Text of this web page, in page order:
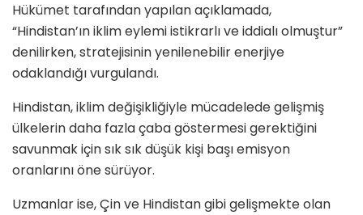
Hükümet tarafından yapılan açıklamada,
“Hindistan’ın iklim eylemi istikrarlı ve iddialı olmuştur”
denilirken, stratejisinin yenilenebilir enerjiye
odaklandığı vurgulandı.
Hindistan, iklim değişikliğiyle mücadelede gelişmiş
ülkelerin daha fazla çaba göstermesi gerektiğini
savunmak için sık sık düşük kişi başı emisyon
oranlarını öne sürüyor.
Uzmanlar ise, Çin ve Hindistan gibi gelişmekte olan